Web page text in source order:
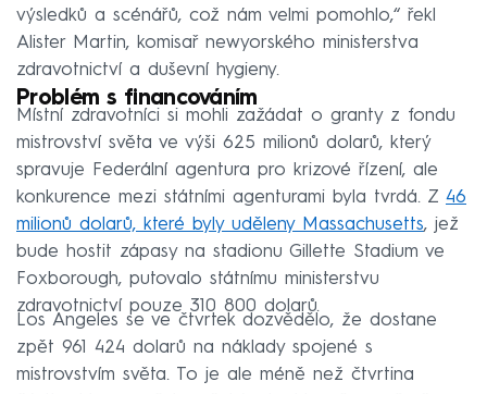
výsledků a scénářů, což nám velmi pomohlo,“ řekl
Alister Martin, komisař newyorského ministerstva
zdravotnictví a duševní hygieny.
Problém s financováním
Místní zdravotníci si mohli zažádat o granty z fondu
mistrovství světa ve výši 625 milionů dolarů, který
spravuje Federální agentura pro krizové řízení, ale
konkurence mezi státními agenturami byla tvrdá. Z 46
milionů dolarů, které byly uděleny Massachusetts, jež
bude hostit zápasy na stadionu Gillette Stadium ve
Foxborough, putovalo státnímu ministerstvu
zdravotnictví pouze 310 800 dolarů.
Los Angeles se ve čtvrtek dozvědělo, že dostane
zpět 961 424 dolarů na náklady spojené s
mistrovstvím světa. To je ale méně než čtvrtina